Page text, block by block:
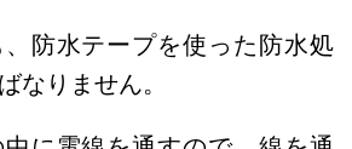
防水テープを使った防水処
なりません。